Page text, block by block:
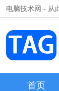
电脑技术网 - 从
首页